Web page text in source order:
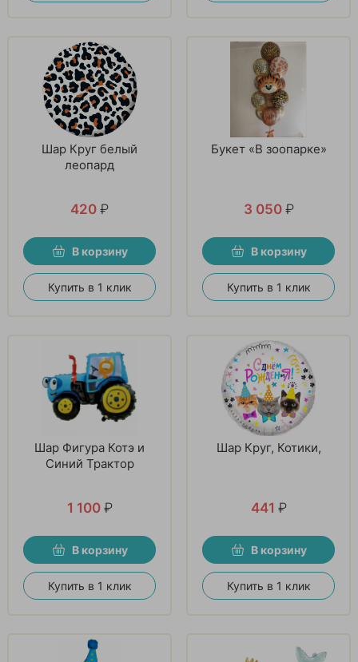
Шар Круг белый
леопард
420 ₽
В корзину
Купить в 1 клик
Букет «В зоопарке»
3 050 ₽
В корзину
Купить в 1 клик
Шар Фигура Котэ и
Синий Трактор
1 100 ₽
В корзину
Купить в 1 клик
Шар Круг, Котики,
441 ₽
В корзину
Купить в 1 клик